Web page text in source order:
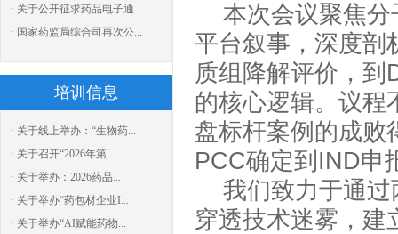
· 关于公开征求药品电子通...
· 国家药监局综合司再次公...
培训信息
· 关于线上举办：“生物药...
· 关于召开“2026年第...
· 关于举办：2026药品...
· 关于举办“药包材企业I...
· 关于举办“AI赋能药物...
本次会议聚焦
平台叙事，深度剖
质组降解评价，到
的核心逻辑。议程
盘标杆案例的成败
PCC确定到IND申
我们致力于通
穿透技术迷雾，建